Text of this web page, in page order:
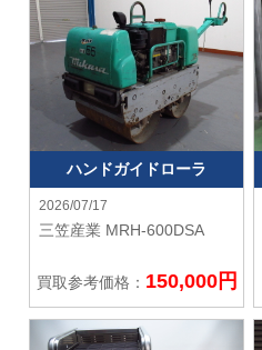
ハンドガイドローラ
2026/07/17
三笠産業 MRH-600DSA
買取参考価格： 150,000円